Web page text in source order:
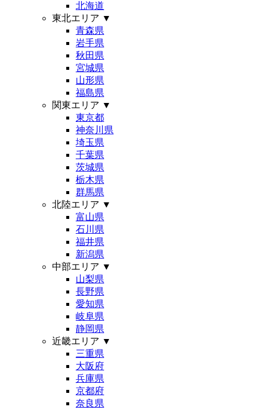
北海道
東北エリア ▼
青森県
岩手県
秋田県
宮城県
山形県
福島県
関東エリア ▼
東京都
神奈川県
埼玉県
千葉県
茨城県
栃木県
群馬県
北陸エリア ▼
富山県
石川県
福井県
新潟県
中部エリア ▼
山梨県
長野県
愛知県
岐阜県
静岡県
近畿エリア ▼
三重県
大阪府
兵庫県
京都府
奈良県